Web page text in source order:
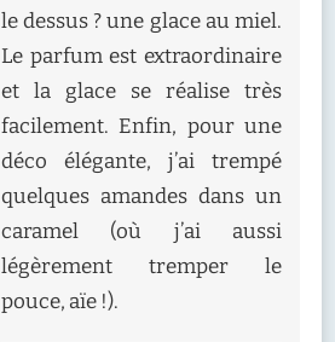
le dessus ? une glace au miel.
Le parfum est extraordinaire
et la glace se réalise très
facilement. Enfin, pour une
déco élégante, j’ai trempé
quelques amandes dans un
caramel (où j’ai aussi
légèrement tremper le
pouce, aïe !).